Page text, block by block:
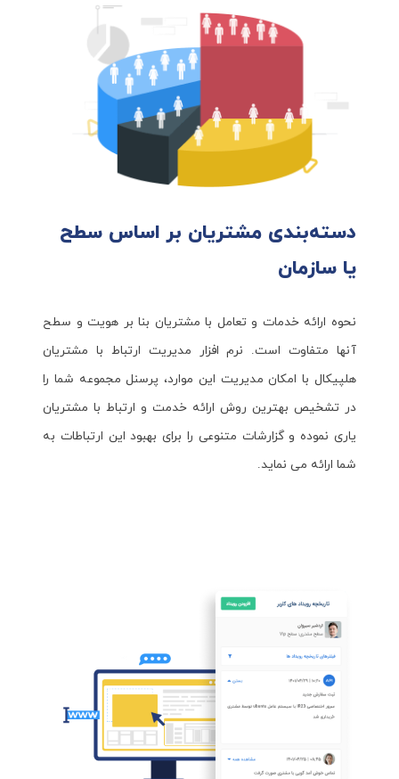
دسته‌بندی مشتریان بر اساس سطح
یا سازمان
نحوه ارائه خدمات و تعامل با مشتریان بنا بر هویت و سطح
آنها متفاوت است. نرم افزار مدیریت ارتباط با مشتریان
هلپیکال با امکان مدیریت این موارد، پرسنل مجموعه شما را
در تشخیص بهترین روش ارائه خدمت و ارتباط با مشتریان
یاری نموده و گزارشات متنوعی را برای بهبود این ارتباطات به
شما ارائه می نماید.